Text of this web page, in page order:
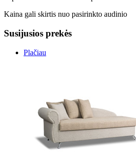
Kaina gali skirtis nuo pasirinkto audinio
Susijusios prekės
Plačiau